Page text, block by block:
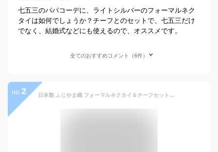
七五三のパパコーデに、ライトシルバーのフォーマルネク
タイは如何でしょうか？チーフとのセットで、七五三だけ
でなく、結婚式などにも使えるので、オススメです。
全てのおすすめコメント（6件）
no. 2 日本製 ふじやま織 フォーマルネクタイ＆チーフセット（極みシリーズ）結婚式 入学式 卒業式 披露宴 冠婚 二次会 礼装 正装 シルバー ストライプ チェック [宅配便送料無料]